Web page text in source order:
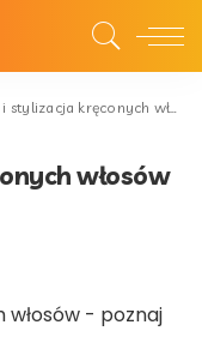
kręconych włosów – poznaj metody
włosów